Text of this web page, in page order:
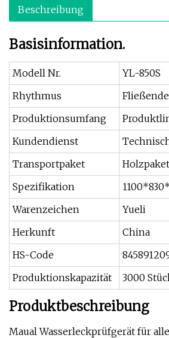
Beschreibung
Basisinformation.
Modell Nr.
YL-850S
Rhythmus
Produktionsumfang
Kundendienst
Transportpaket
Holzpaket
Spezifikation
Warenzeichen
Yueli
Herkunft
China
HS-Code
Produktionskapazität
3000
Produktbeschreibung
Maual Wasserleckprüfgerät für